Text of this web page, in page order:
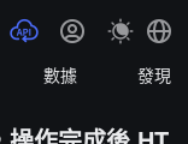
數據 發現